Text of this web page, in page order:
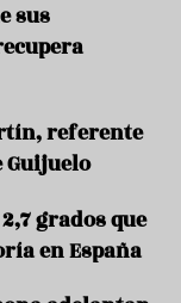
sus
referente
grados que
en España